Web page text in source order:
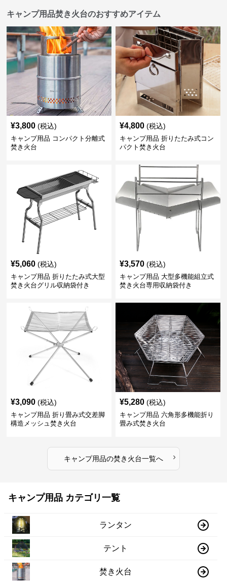
キャンプ用品焚き火台のおすすめアイテム
¥3,800 (税込)
キャンプ用品 コンパクト分離式
焚き火台
¥4,800 (税込)
キャンプ用品 折りたたみ式コン
パクト焚き火台
¥5,060 (税込)
キャンプ用品 折りたたみ式大型
焚き火台グリル収納袋付き
¥3,570 (税込)
キャンプ用品 大型多機能組立式
焚き火台専用収納袋付き
¥3,090 (税込)
キャンプ用品 折り畳み式交差脚
構造メッシュ焚き火台
¥5,280 (税込)
キャンプ用品 六角形多機能折り
畳み式焚き火台
キャンプ用品の焚き火台一覧へ ›
キャンプ用品 カテゴリ一覧
ランタン
テント
焚き火台